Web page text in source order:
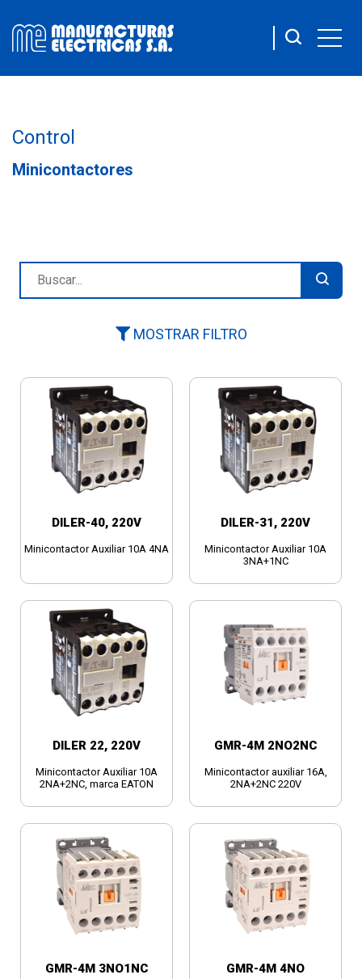
Control
Minicontactores
MOSTRAR FILTRO
DILER-40, 220V
Minicontactor Auxiliar 10A 4NA
DILER-31, 220V
Minicontactor Auxiliar 10A
3NA+1NC
DILER 22, 220V
Minicontactor Auxiliar 10A
2NA+2NC, marca EATON
GMR-4M 2NO2NC
Minicontactor auxiliar 16A,
2NA+2NC 220V
GMR-4M 3NO1NC GMR-4M 4NO